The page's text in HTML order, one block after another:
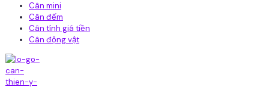
Cân mini
Cân đếm
Cân tính giá tiền
Cân động vật